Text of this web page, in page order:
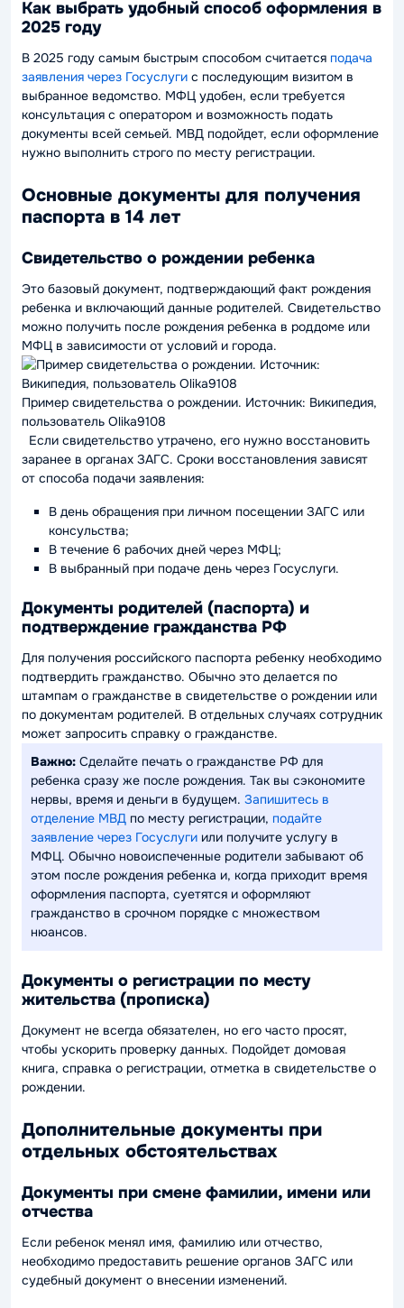
Как выбрать удобный способ оформления в
2025 году
В 2025 году самым быстрым способом считается подача
заявления через Госуслуги с последующим визитом в
выбранное ведомство. МФЦ удобен, если требуется
консультация с оператором и возможность подать
документы всей семьей. МВД подойдет, если оформление
нужно выполнить строго по месту регистрации.
Основные документы для получения
паспорта в 14 лет
Свидетельство о рождении ребенка
Это базовый документ, подтверждающий факт рождения
ребенка и включающий данные родителей. Свидетельство
можно получить после рождения ребенка в роддоме или
МФЦ в зависимости от условий и города.
Пример свидетельства о рождении. Источник: Википедия,
пользователь Olika9108
Если свидетельство утрачено, его нужно восстановить
заранее в органах ЗАГС. Сроки восстановления зависят
от способа подачи заявления:
В день обращения при личном посещении ЗАГС или
консульства;
В течение 6 рабочих дней через МФЦ;
В выбранный при подаче день через Госуслуги.
Документы родителей (паспорта) и
подтверждение гражданства РФ
Для получения российского паспорта ребенку необходимо
подтвердить гражданство. Обычно это делается по
штампам о гражданстве в свидетельстве о рождении или
по документам родителей. В отдельных случаях сотрудник
может запросить справку о гражданстве.
Важно: Сделайте печать о гражданстве РФ для
ребенка сразу же после рождения. Так вы сэкономите
нервы, время и деньги в будущем. Запишитесь в
отделение МВД по месту регистрации, подайте
заявление через Госуслуги или получите услугу в
МФЦ. Обычно новоиспеченные родители забывают об
этом после рождения ребенка и, когда приходит время
оформления паспорта, суетятся и оформляют
гражданство в срочном порядке с множеством
нюансов.
Документы о регистрации по месту
жительства (прописка)
Документ не всегда обязателен, но его часто просят,
чтобы ускорить проверку данных. Подойдет домовая
книга, справка о регистрации, отметка в свидетельстве о
рождении.
Дополнительные документы при
отдельных обстоятельствах
Документы при смене фамилии, имени или
отчества
Если ребенок менял имя, фамилию или отчество,
необходимо предоставить решение органов ЗАГС или
судебный документ о внесении изменений.